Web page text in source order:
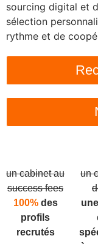
sourcing digital et
sélection
rythme et de
un cabinet au
success fees
100%des
profils
recrutés
un